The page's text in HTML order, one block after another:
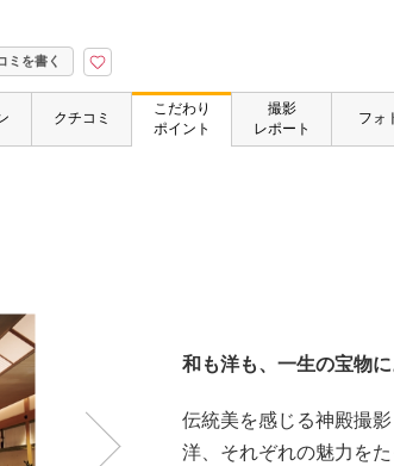
ミを書く
クチコミ
こだわり
ポイント
撮影
レポート
フォ
和も洋も、一生の宝物
伝統美を感じる神殿撮
洋、それぞれの魅力を